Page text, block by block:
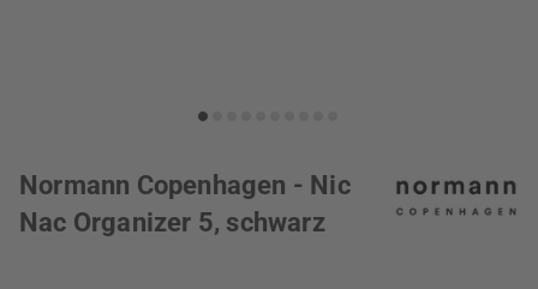
Normann Copenhagen - Nic
Nac Organizer 5, schwarz